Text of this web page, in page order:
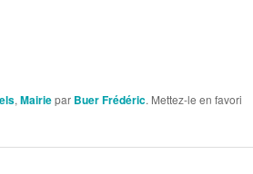
,Mairiepar Buer Frédéric. Mettez-le en favori